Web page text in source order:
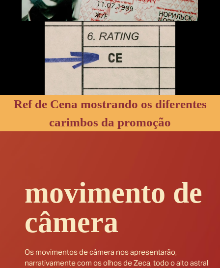
Ref de Cena mostrando os diferentes
carimbos da promoção
movimento de
câmera
Os movimentos de câmera nos apresentarão,
narrativamente com os olhos de Zeca, todo o alto astral